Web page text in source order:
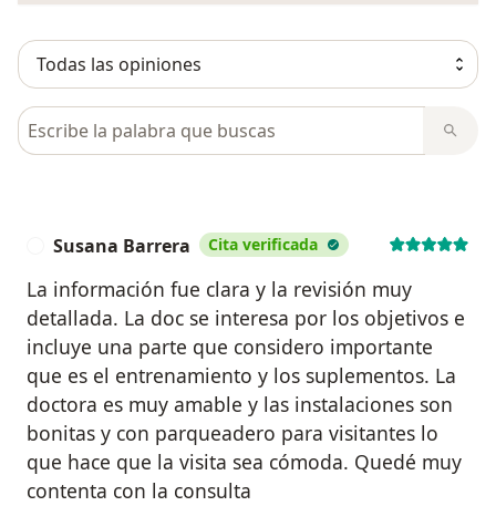
Busca en opiniones
Susana Barrera Cita verificada
La información fue clara y la revisión muy
detallada. La doc se interesa por los objetivos e
incluye una parte que considero importante
que es el entrenamiento y los suplementos. La
doctora es muy amable y las instalaciones son
bonitas y con parqueadero para visitantes lo
que hace que la visita sea cómoda. Quedé muy
contenta con la consulta